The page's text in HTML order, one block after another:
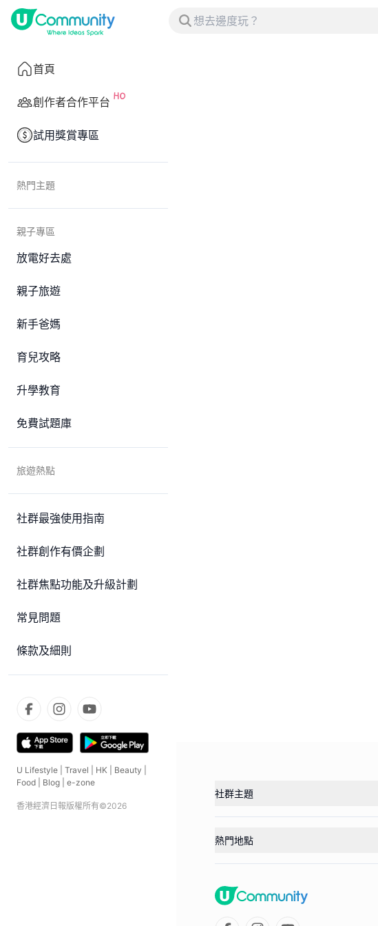
首頁
創作者合作平台
試用獎賞專區
熱門主題
親子專區
放電好去處
親子旅遊
新手爸媽
育兒攻略
升學教育
免費試題庫
旅遊熱點
社群最強使用指南
社群創作有價企劃
社群焦點功能及升級計劃
常見問題
條款及細則
U Lifestyle Travel HK Beauty
Food
Blog e-zone
香港經濟日報版權所有©2026
社群主題
熱門地點